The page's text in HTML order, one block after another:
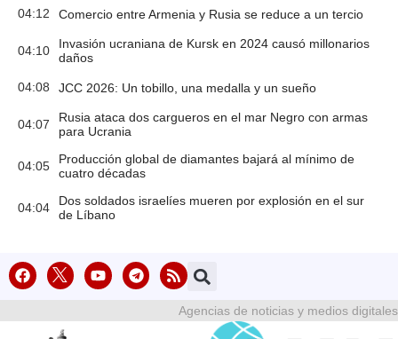
04:12 Comercio entre Armenia y Rusia se reduce a un tercio
04:10
Invasión ucraniana de Kursk en 2024 causó millonarios
daños
04:08 JCC 2026: Un tobillo, una medalla y un sueño
04:07
Rusia ataca dos cargueros en el mar Negro con armas
para Ucrania
04:05
Producción global de diamantes bajará al mínimo de
cuatro décadas
04:04
Dos soldados israelíes mueren por explosión en el sur
de Líbano
Agencias de noticias y medios digitales